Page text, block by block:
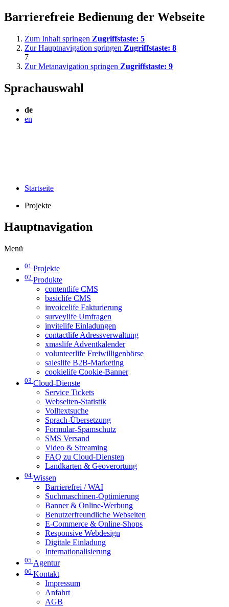
Barrierefreie Bedienung der Webseite
Zum Inhalt springen Zugriffstaste: 5
Zur Hauptnavigation springen Zugriffstaste: 8
7
Zur Metanavigation springen Zugriffstaste: 9
Sprachauswahl
de
en
Startseite
Projekte
Hauptnavigation
Menü
01 Projekte
02 Produkte
contentlife CMS
basiclife CMS
invoicelife Fakturierung
surveylife Umfragen
invitelife Einladungen
contactlife Adressverwaltung
xmaslife Adventkalender
volunteerlife Freiwilligenbörse
saleslife B2B-Marketing
cookielife Cookie-Banner
03 Cloud-Dienste
Service Tickets
Webseiten-Statistik
Volltextsuche
Sprach-Übersetzung
Formular-Spamschutz
SMS Versand
Video & Streaming
FAQ zu Cloud-Diensten
Landkarten & Geoverortung
04 Wissen
Barrierefrei / WAI
Suchmaschinen-Optimierung
Banner & Online-Werbung
Benutzerfreundliche Webseiten
E-Commerce & Online-Shops
Responsive Webdesign
Digitale Einladung
Internationalisierung
05 Agentur
06 Kontakt
Impressum
Anfahrt
AGB